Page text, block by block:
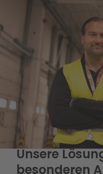
Unsere
besonderen